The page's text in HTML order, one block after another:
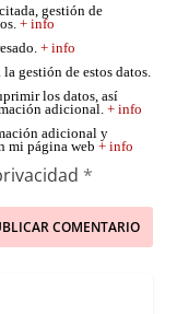
gestión de
+ info
+ info
la gestión de estos datos.
los datos, así
adicional.+ info
adicional y
mi página web+ info
*